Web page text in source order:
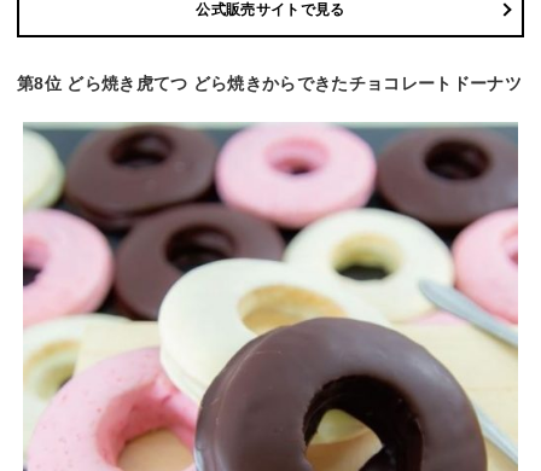
公式販売サイトで見る
第8位 どら焼き虎てつ どら焼きからできたチョコレートドーナツ